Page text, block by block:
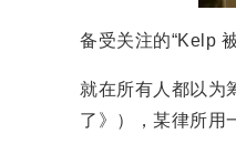
备受关注的“Kelp
就在所有人都以为
了》），某律所用